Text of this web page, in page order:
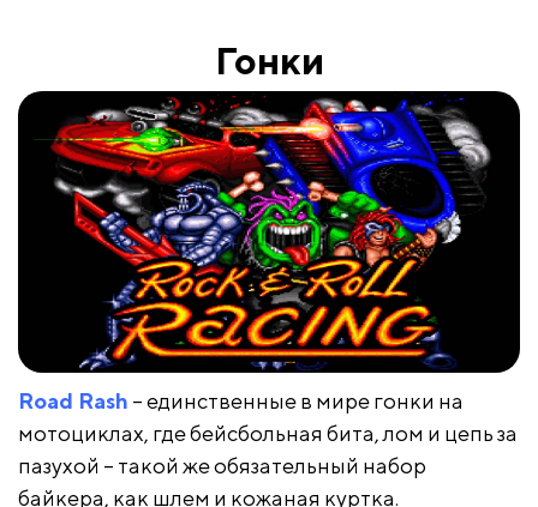
Гонки
Road Rash – единственные в мире гонки на
мотоциклах, где бейсбольная бита, лом и цепь за
пазухой – такой же обязательный набор
байкера, как шлем и кожаная куртка.